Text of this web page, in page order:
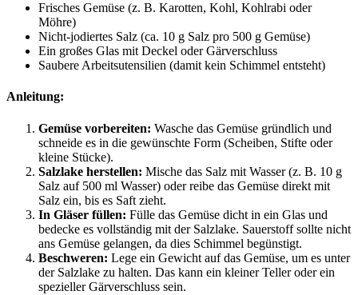
Frisches Gemüse (z. B. Karotten, Kohl, Kohlrabi oder
Möhre)
Nicht-jodiertes Salz (ca. 10 g Salz pro 500 g Gemüse)
Ein großes Glas mit Deckel oder Gärverschluss
Saubere Arbeitsutensilien (damit kein Schimmel entsteht)
Anleitung:
Gemüse vorbereiten: Wasche das Gemüse gründlich und
schneide es in die gewünschte Form (Scheiben, Stifte oder
kleine Stücke).
Salzlake herstellen: Mische das Salz mit Wasser (z. B. 10 g
Salz auf 500 ml Wasser) oder reibe das Gemüse direkt mit
Salz ein, bis es Saft zieht.
In Gläser füllen: Fülle das Gemüse dicht in ein Glas und
bedecke es vollständig mit der Salzlake. Sauerstoff sollte nicht
ans Gemüse gelangen, da dies Schimmel begünstigt.
Beschweren: Lege ein Gewicht auf das Gemüse, um es unter
der Salzlake zu halten. Das kann ein kleiner Teller oder ein
spezieller Gärverschluss sein.